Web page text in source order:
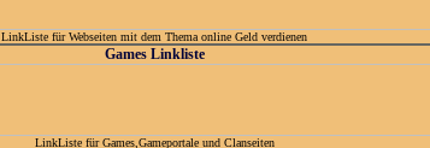
LinkListe für Webseiten mit dem Thema online Geld verdienen
Games Linkliste
LinkListe für Games,Gameportale und Clanseiten